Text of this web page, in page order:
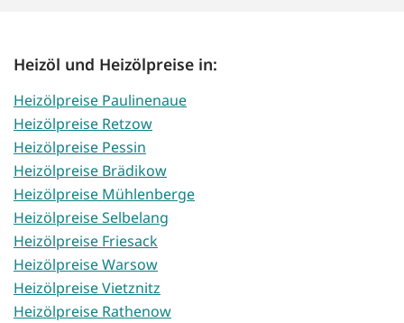
Heizöl und Heizölpreise in:
Heizölpreise Paulinenaue
Heizölpreise Retzow
Heizölpreise Pessin
Heizölpreise Brädikow
Heizölpreise Mühlenberge
Heizölpreise Selbelang
Heizölpreise Friesack
Heizölpreise Warsow
Heizölpreise Vietznitz
Heizölpreise Rathenow